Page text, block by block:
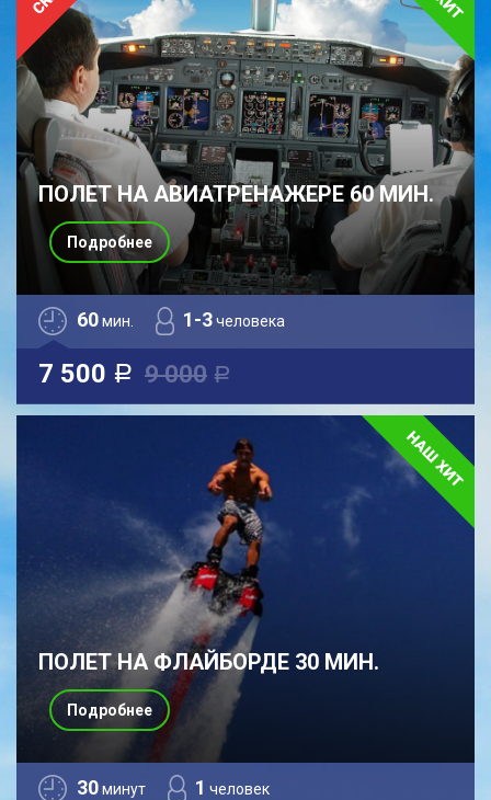
ПОЛЕТ НА АВИАТРЕНАЖЕРЕ 60 МИН.
60мин. 1-3человека
7 500 a 9 000 a
Подробнее
ПОЛЕТ НА ФЛАЙБОРДЕ 30 МИН.
30минут 1 человек
Подробнее